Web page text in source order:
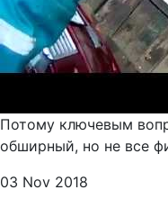
Потому ключевым
обширный, но не все
03 Nov 2018